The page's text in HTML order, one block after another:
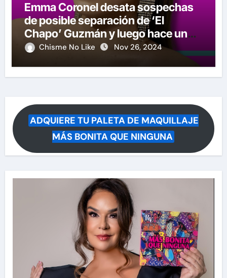
Emma Coronel desata sospechas
de posible separación de ‘El
Chapo’ Guzmán y luego hace un
crucial anuncio
Chisme No Like Nov 26, 2024
ADQUIERE TU PALETA DE MAQUILLAJE
MÁS BONITA QUE NINGUNA